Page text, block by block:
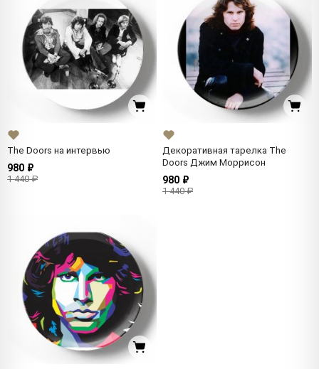
The Doors на интервью
980 ₽
1 440 ₽
Декоративная тарелка The
Doors Джим Моррисон
980 ₽
1 440 ₽